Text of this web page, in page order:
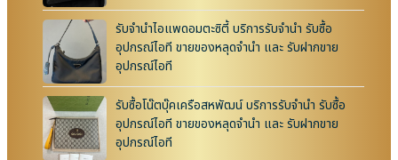
รับจำนำไอแพดอมตะซิตี้ บริการรับจำนำ รับซื้อ
อุปกรณ์ไอที ขายของหลุดจำนำ และ รับฝากขาย
อุปกรณ์ไอที
รับซื้อโน๊ตบุ๊คเครือสหพัฒน์ บริการรับจำนำ รับซื้อ
อุปกรณ์ไอที ขายของหลุดจำนำ และ รับฝากขาย
อุปกรณ์ไอที